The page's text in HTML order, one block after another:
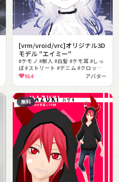
[vrm/vroid/vrc]オリジナル3D
モデル "エイミー"
#ケモノ #獣人 #白髪 #ケモ耳 #しっ
ぽ #ストリート #デニム #クロップ
トップ #ニーハイ #フルトラ
914 アバター
無料